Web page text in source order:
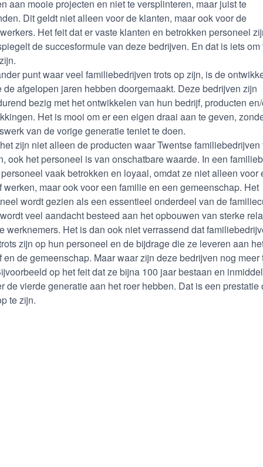
aan mooie projecten en niet te versplinteren, maar juist te
Dit geldt niet alleen voor de klanten, maar ook voor de
Het feit dat er vaste klanten en betrokken personeel
de succesformule van deze bedrijven. En dat is iets om
punt waar veel familiebedrijven trots op zijn, is de
de afgelopen jaren hebben doorgemaakt. Deze bedrijven zijn
bezig met het ontwikkelen van hun bedrijf, producten
Het is mooi om er een eigen draai aan te geven,
van de vorige generatie teniet te doen.
zijn niet alleen de producten waar Twentse familiebedrijven
ook het personeel is van onschatbare waarde. In een
vaak betrokken en loyaal, omdat ze niet alleen voor
werken, maar ook voor een familie en een gemeenschap. Het
wordt gezien als een essentieel onderdeel van de
veel aandacht besteed aan het opbouwen van sterke
werknemers. Het is dan ook niet verrassend dat
zijn op hun personeel en de bijdrage die ze leveren aan
en de gemeenschap. Maar waar zijn deze bedrijven nog meer
op het feit dat ze bijna 100 jaar bestaan en
de vierde generatie aan het roer hebben. Dat is een prestatie
te zijn.